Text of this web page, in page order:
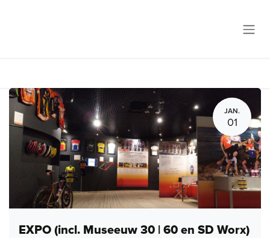
JAN.
01
EXPO (incl. Museeuw 30 | 60 en SD Worx)